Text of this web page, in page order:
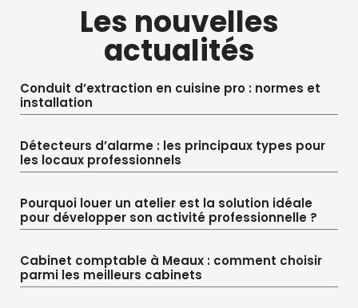
Les nouvelles
actualités
Conduit d’extraction en cuisine pro : normes et
installation
Détecteurs d’alarme : les principaux types pour
les locaux professionnels
Pourquoi louer un atelier est la solution idéale
pour développer son activité professionnelle ?
Cabinet comptable à Meaux : comment choisir
parmi les meilleurs cabinets